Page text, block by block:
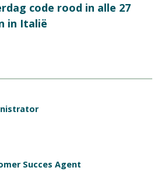
code rood in alle 27
in Italië
Succes Agent